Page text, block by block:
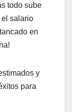
todo sube
el salario
en
y
para